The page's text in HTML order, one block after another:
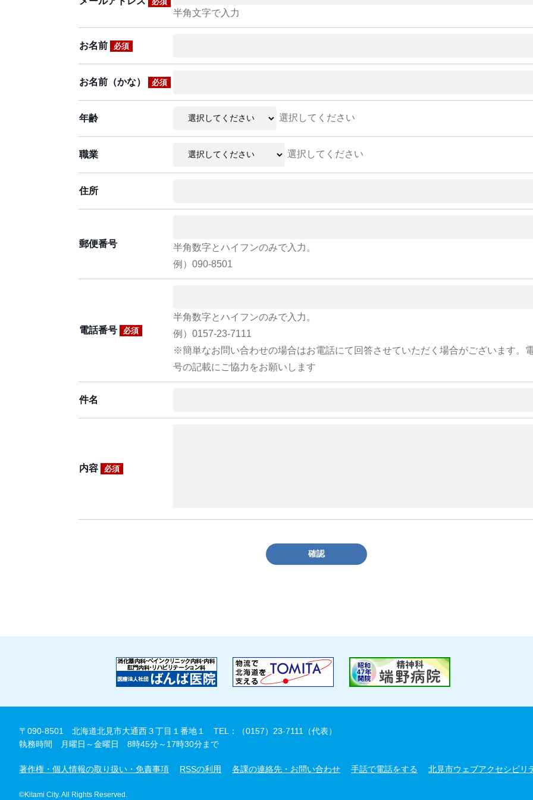
半角文字で入力
お名前 必須
お名前（かな） 必須
年齢 選択してください
職業 選択してください
住所
郵便番号
半角数字とハイフンのみで入力。
例）090-8501
電話番号 必須
半角数字とハイフンのみで入力。
例）0157-23-7111
※簡単なお問い合わせの場合はお電話にて回答させていただく場合がございます。
号の記載にご協力をお願いします
件名
内容 必須
確認
〒090-8501 北海道北見市大通西３丁目１番地１
TEL：（0157）23-7111（代表）
執務時間 月曜日～金曜日 8時45分～17時30分まで
著作権・個人情報の取り扱い・免責事項 RSSの利用 各課の連絡先・お問い合わせ 手話で電話をする 北見市ウェブアクセシビリ
©Kitami City. All Rights Reserved.